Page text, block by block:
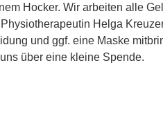
Hocker. Wir arbeiten alle
Helga
und ggf. eine Maske
über eine kleine Spende.